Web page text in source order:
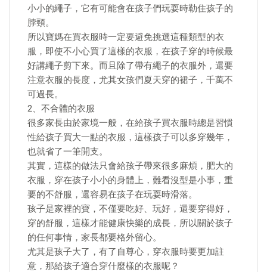
小小的繩子，它有可能會在孩子們玩耍時勒住孩子的
脖頸。
所以寶媽在買衣服時一定要避免挑選這種類型的衣
服，即使不小心買了這樣的衣服，在孩子穿的時候最
好講繩子剪下來。而且除了帶有繩子的衣服外，還要
注意衣服的長度，尤其女孩們夏天穿的裙子，千萬不
可過長。
2、不合體的衣服
很多家長由於家境一般，在給孩子買衣服時總是習慣
性給孩子買大一點的衣服，這樣孩子可以多穿幾年，
也就省了一筆開支。
其實，這樣的做法只會給孩子帶來很多麻煩，肥大的
衣服，穿在孩子小小的身體上，難看沒型是小事，重
要的不舒服，還容易在孩子在玩耍時滑落。
孩子是家裡的寶，不僅要吃好、玩好，還要穿得好，
穿的舒服，這樣才能健康快樂的成長，所以關於孩子
的任何事情，家長都要格外留心。
尤其是孩子大了，有了自尊心，穿衣服時要更加註
意，那給孩子適合穿什麼樣的衣服呢？